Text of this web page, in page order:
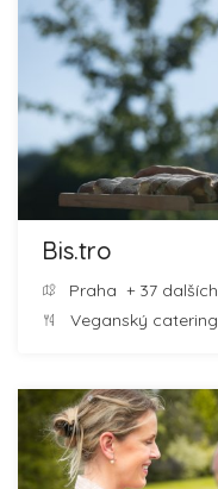
Bis.tro
Praha + 37 dalších
Veganský catering